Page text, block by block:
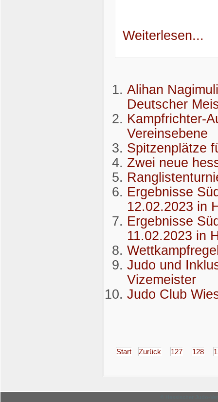
Weiterlesen...
Alihan
Deutscher
Kampfrichter-
Vereinsebene
Spitzenplätze
Zwei neue
Ergebnisse
12.02.2023 in
Ergebnisse
11.02.2023 in
Judo und
Vizemeister
Judo Club
Start Zurück 127 128